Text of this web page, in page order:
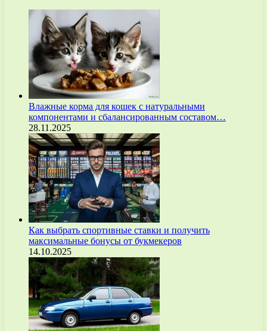
Влажные корма для кошек с натуральными
компонентами и сбалансированным составом…
28.11.2025
Как выбрать спортивные ставки и получить
максимальные бонусы от букмекеров
14.10.2025